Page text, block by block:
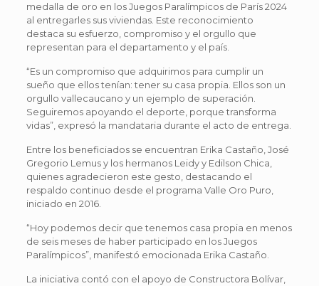
medalla de oro en los Juegos Paralímpicos de París 2024
al entregarles sus viviendas. Este reconocimiento
destaca su esfuerzo, compromiso y el orgullo que
representan para el departamento y el país.
“Es un compromiso que adquirimos para cumplir un
sueño que ellos tenían: tener su casa propia. Ellos son un
orgullo vallecaucano y un ejemplo de superación.
Seguiremos apoyando el deporte, porque transforma
vidas”, expresó la mandataria durante el acto de entrega.
Entre los beneficiados se encuentran Erika Castaño, José
Gregorio Lemus y los hermanos Leidy y Edilson Chica,
quienes agradecieron este gesto, destacando el
respaldo continuo desde el programa Valle Oro Puro,
iniciado en 2016.
“Hoy podemos decir que tenemos casa propia en menos
de seis meses de haber participado en los Juegos
Paralímpicos”, manifestó emocionada Erika Castaño.
La iniciativa contó con el apoyo de Constructora Bolívar,